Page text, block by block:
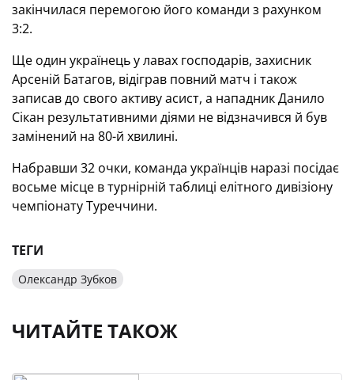
закінчилася перемогою його команди з рахунком
3:2.
Ще один українець у лавах господарів, захисник
Арсеній Батагов, відіграв повний матч і також
записав до свого активу асист, а нападник Данило
Сікан результативними діями не відзначився й був
замінений на 80-й хвилині.
Набравши 32 очки, команда українців наразі посідає
восьме місце в турнірній таблиці елітного дивізіону
чемпіонату Туреччини.
ТЕГИ
Олександр Зубков
ЧИТАЙТЕ ТАКОЖ